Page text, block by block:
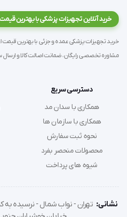
ویژگی‌های کلیدی:
جنس سیلیکون پزشکی
دوام بالا.
قابلیت استفاده مجدد:
کاهش
زیست.
طراحی ضد نشت:جلوگیری از نشتی
خرید آنلاین تجهیزات پزشکی با بهترین
مشاوره تخصصی رایگان، ضمانت اصالت کالا و ارسال
دسترسی سریع
همکاری با سدان مد
همکاری با سازمان ها
نحوه ثبت سفارش
محصولات منحصر بفرد
شیوه های پرداخت
نشانی: تهران - نواب شمال - نرسیده